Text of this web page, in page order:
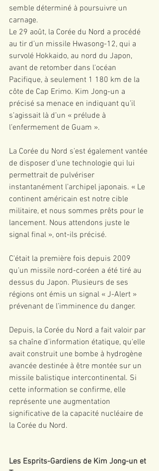
semble déterminé à poursuivre un
carnage.
Le 29 août, la Corée du Nord a procédé
au tir d’un missile Hwasong-12, qui a
survolé Hokkaido, au nord du Japon,
avant de retomber dans l'océan
Pacifique, à seulement 1 180 km de la
côte de Cap Erimo. Kim Jong-un a
précisé sa menace en indiquant qu’il
s’agissait là d’un « prélude à
l’enfermement de Guam ».
La Corée du Nord s’est également vantée
de disposer d’une technologie qui lui
permettrait de pulvériser
instantanément l’archipel japonais. « Le
continent américain est notre cible
militaire, et nous sommes prêts pour le
lancement. Nous attendons juste le
signal final », ont-ils précisé.
C'était la première fois depuis 2009
qu’un missile nord-coréen a été tiré au
dessus du Japon. Plusieurs de ses
régions ont émis un signal « J-Alert »
prévenant de l’imminence du danger.
Depuis, la Corée du Nord a fait valoir par
sa chaîne d’information étatique, qu'elle
avait construit une bombe à hydrogène
avancée destinée à être montée sur un
missile balistique intercontinental. Si
cette information se confirme, elle
représente une augmentation
significative de la capacité nucléaire de
la Corée du Nord.
Les Esprits-Gardiens de Kim Jong-un et